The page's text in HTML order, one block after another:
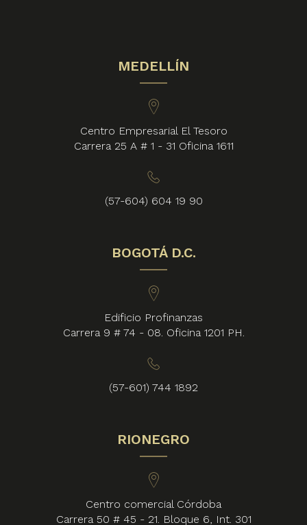
MEDELLÍN
Centro Empresarial El Tesoro
Carrera 25 A # 1 - 31 Oficina 1611
(57-604) 604 19 90
BOGOTÁ D.C.
Edificio Profinanzas
Carrera 9 # 74 - 08. Oficina 1201 PH.
(57-601) 744 1892
RIONEGRO
Centro comercial Córdoba
Carrera 50 # 45 - 21. Bloque 6, Int. 301